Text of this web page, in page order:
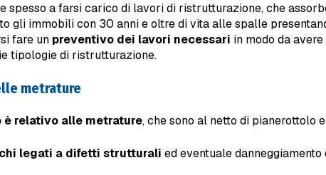
spesso a farsi carico di lavori di ristrutturazione, che
gli immobili con 30 anni e oltre di vita alle spalle
fare un preventivo dei lavori necessari in modo da
tipologie di ristrutturazione.
metrature
è relativo alle metrature, che sono al netto di pianerottolo
legati a difetti strutturali ed eventuale